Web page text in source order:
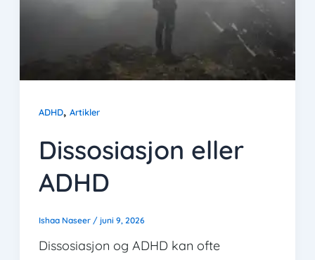
ADHD, Artikler
Dissosiasjon eller
ADHD
Ishaa Naseer / juni 9, 2026
Dissosiasjon og ADHD kan ofte